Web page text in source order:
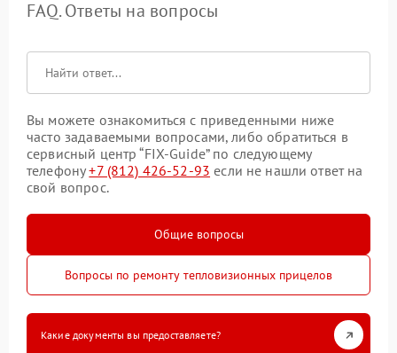
FAQ. Ответы на вопросы
Вы можете ознакомиться с приведенными ниже
часто задаваемыми вопросами, либо обратиться в
сервисный центр “FIX-Guide” по следующему
телефону+7 (812) 426-52-93 если не нашли ответ на
свой вопрос.
Общие вопросы
Вопросы по ремонту тепловизионных прицелов
Какие документы вы предоставляете?